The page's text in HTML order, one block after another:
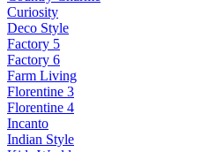
Curiosity
Deco Style
Factory 5
Factory 6
Farm Living
Florentine 3
Florentine 4
Incanto
Indian Style